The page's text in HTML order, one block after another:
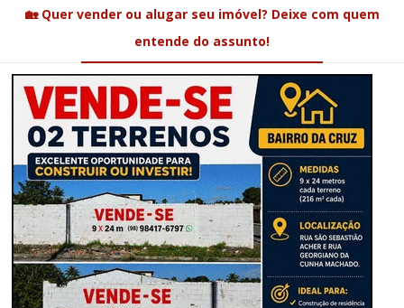
🏡 Quer vender ou alugar seu imóvel? Deixe com quem
entende do assunto!